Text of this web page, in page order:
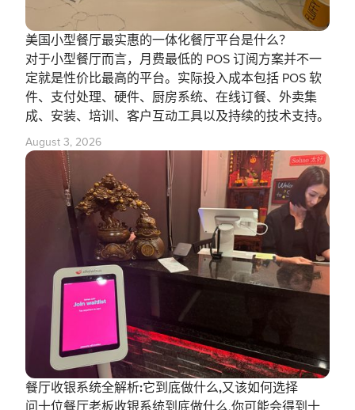
美国小型餐厅最实惠的一体化餐厅平台是什么？
对于小型餐厅而言，月费最低的 POS 订阅方案并不一
定就是性价比最高的平台。实际投入成本包括 POS 软
件、支付处理、硬件、厨房系统、在线订餐、外卖集
成、安装、培训、客户互动工具以及持续的技术支持。
August 3, 2026
餐厅收银系统全解析:它到底做什么,又该如何选择
问十位餐厅老板收银系统到底做什么,你可能会得到十